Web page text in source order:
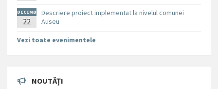
DECEMB
RIE
22
Descriere proiect implementat la nivelul comunei
Auseu
Vezi toate evenimentele
NOUTĂȚI